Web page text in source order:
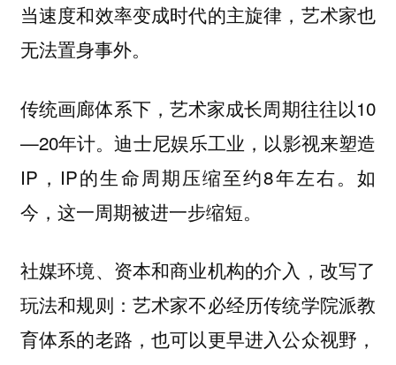
当速度和效率变成时代的主旋律，艺术家也
无法置身事外。
传统画廊体系下，艺术家成长周期往往以10
—20年计。迪士尼娱乐工业，以影视来塑造
IP，IP的生命周期压缩至约8年左右。如
今，这一周期被进一步缩短。
社媒环境、资本和商业机构的介入，改写了
玩法和规则：艺术家不必经历传统学院派教
育体系的老路，也可以更早进入公众视野，